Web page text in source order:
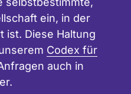
ein, in der
ist. Diese Haltung
Codex für
auch in